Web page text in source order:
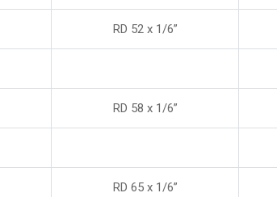
RD 52 x 1/6”
RD 58 x 1/6”
RD 65 x 1/6”